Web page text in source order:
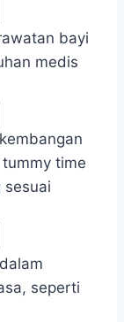
bayi
medis
time
sesuai
seperti